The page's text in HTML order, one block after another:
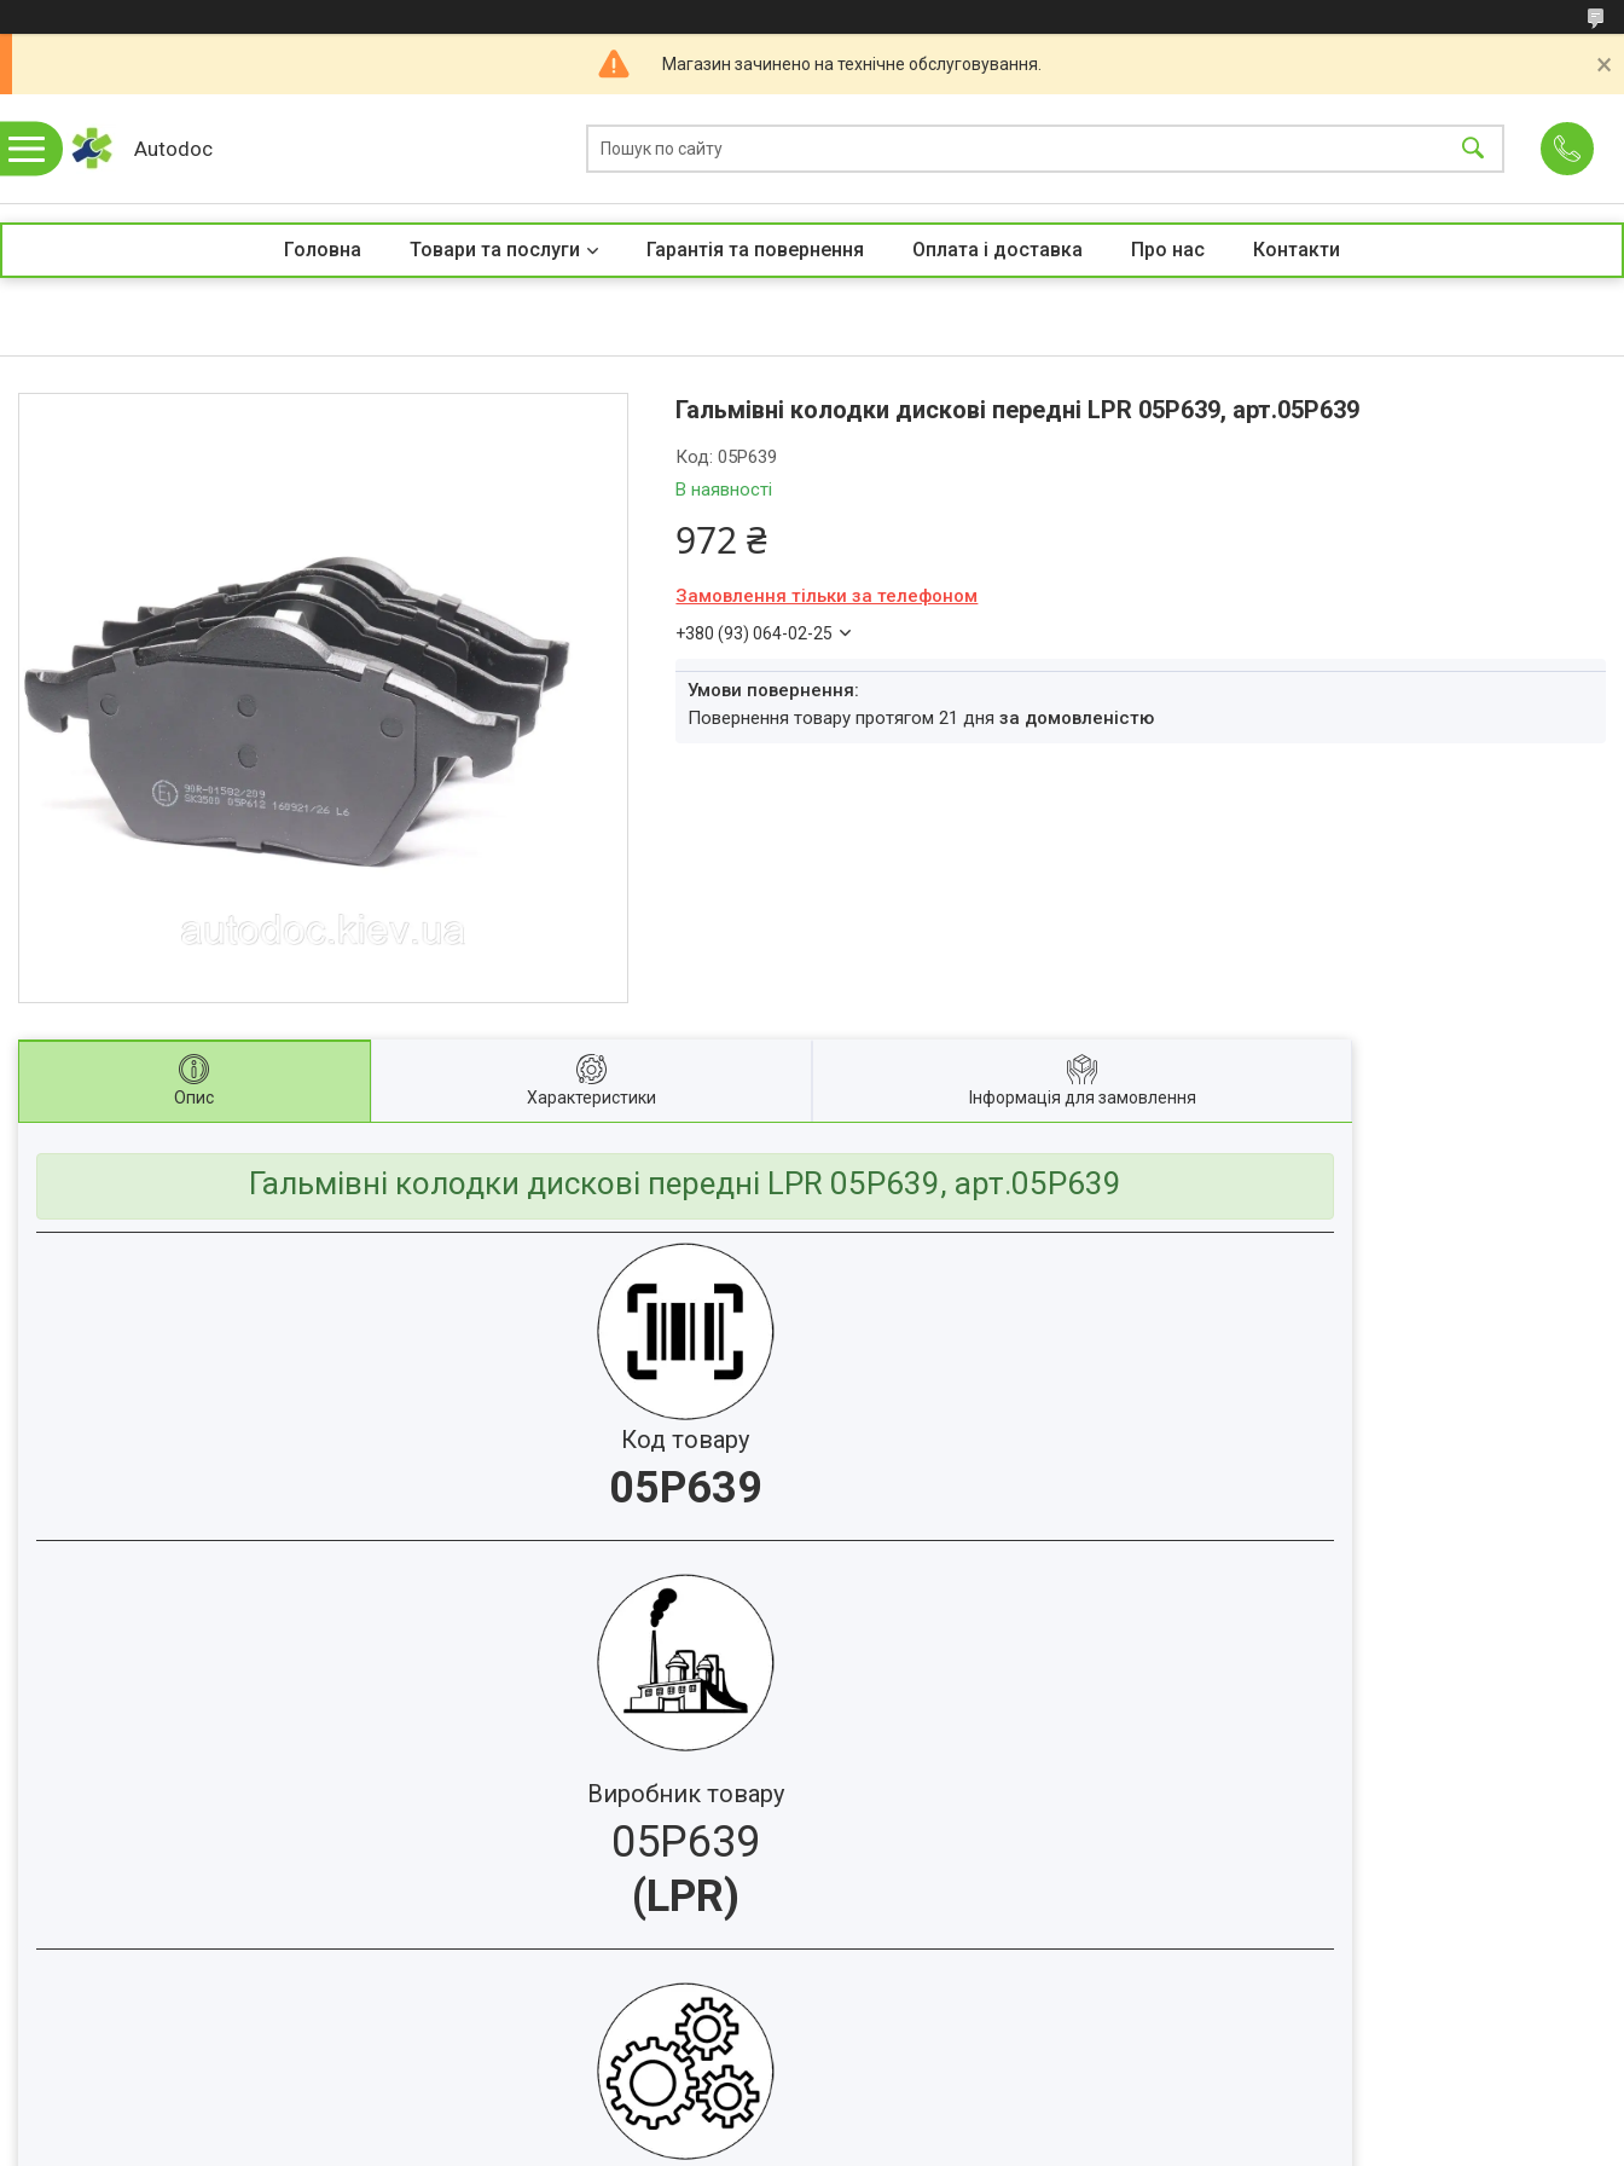
Магазин зачинено на технічне обслуговування.
Autodoc
Головна Товари та послуги Гарантія та повернення Оплата і доставка Про нас Контакти
Гальмівні колодки дискові передні LPR 05P639, арт.05P639
В наявності
Код:05P639
972 ₴
Замовлення тільки за телефоном
+380 (93) 064-02-25
повернення товару протягом 21 дняза домовленістю
Опис Характеристики Інформація для замовлення
Гальмівні колодки дискові передні LPR 05P639, арт.05P639
Код товару
05P639
Виробник товару
05P639
(LPR)